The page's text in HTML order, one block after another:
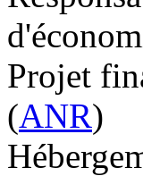
Projet
(ANR)